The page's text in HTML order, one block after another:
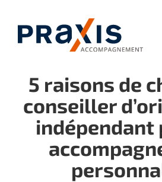
contenu
5 raisons de
conseiller
indépendant